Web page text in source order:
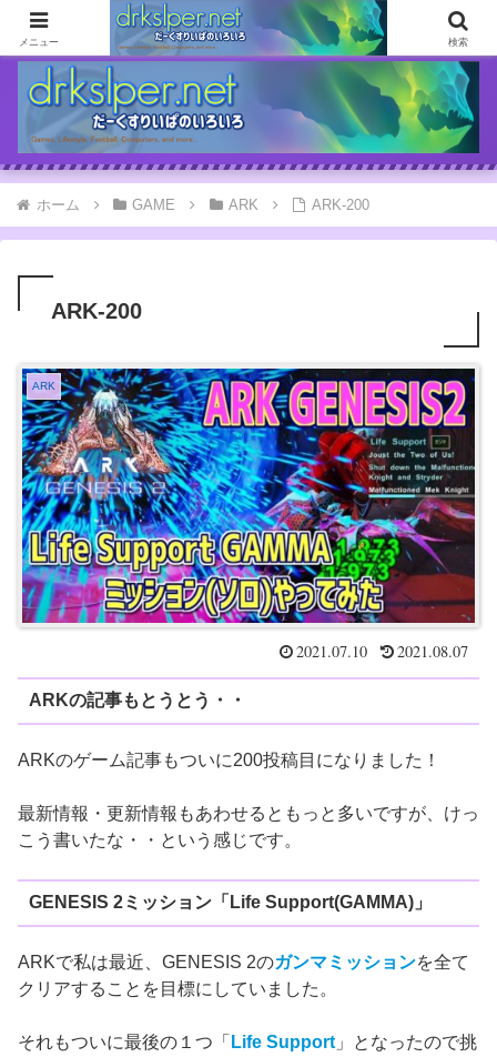
ゲームとか自分の体験談とか書いてます
ホーム GAME ARK ARK-200
ARK-200
ARK
2021.07.10 2021.08.07
ARKの記事もとうとう・・
ARKのゲーム記事もついに200投稿目になりました！
最新情報・更新情報もあわせるともっと多いですが、けっ
こう書いたな・・という感じです。
GENESIS 2ミッション「Life Support(GAMMA)」
ARKで私は最近、GENESIS 2のガンマミッションを全て
クリアすることを目標にしていました。
それもついに最後の１つ「 Life Support 」となったので挑
メニュー 検索